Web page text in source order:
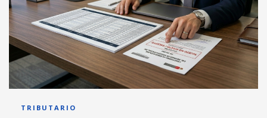
TRIBUTARIO